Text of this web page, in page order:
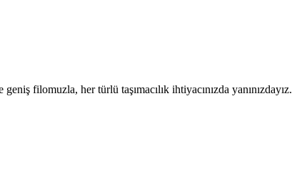
filomuzla, her türlü taşımacılık ihtiyacınızda yanınızdayız.